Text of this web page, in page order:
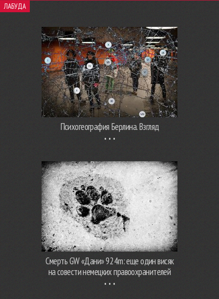
ЛАБУДА
Психогеография Берлина. Взгляд
Смерть GW «Дани» 924m: еще один висяк
на совести немецких правоохранителей